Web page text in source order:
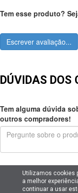
Tem esse produto?
Escrever avaliação...
DÚVIDAS DOS
Tem alguma dúvida
outros compradores!
Enviar pergunta
Utilizamos cookies
a melhor
continuar a usar